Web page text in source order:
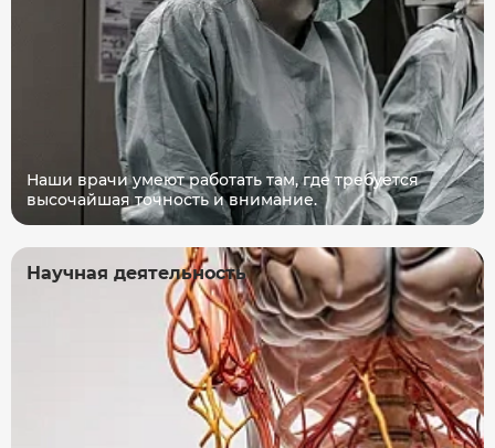
Наши врачи умеют работать там, где требуется
высочайшая точность и внимание.
Научная деятельность